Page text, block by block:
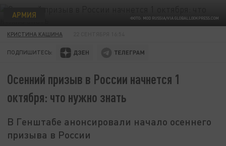
ФОТО: MOD RUSSIA/VIA GLOBALLOOKPRESS.COM
АРМИЯ
КРИСТИНА КАШИНА
ПОДПИШИТЕСЬ:
Осенний призыв в России начнется 1
октября: что нужно знать
В Генштабе анонсировали начало осеннего
призыва в России